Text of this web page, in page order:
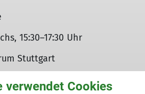
15:30–17:30 Uhr
Stuttgart
verwendet Cookies